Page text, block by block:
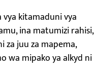
kitamaduni vya
ina matumizi rahisi,
juu za mapema,
wa mipako ya alkyd ni